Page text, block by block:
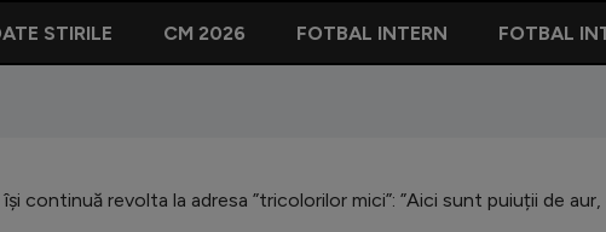
STIRILE CM 2026 FOTBAL INTERN FOTBAL
își continuă revolta la adresa ”tricolorilor mici”: ”Aici sunt puiuții de